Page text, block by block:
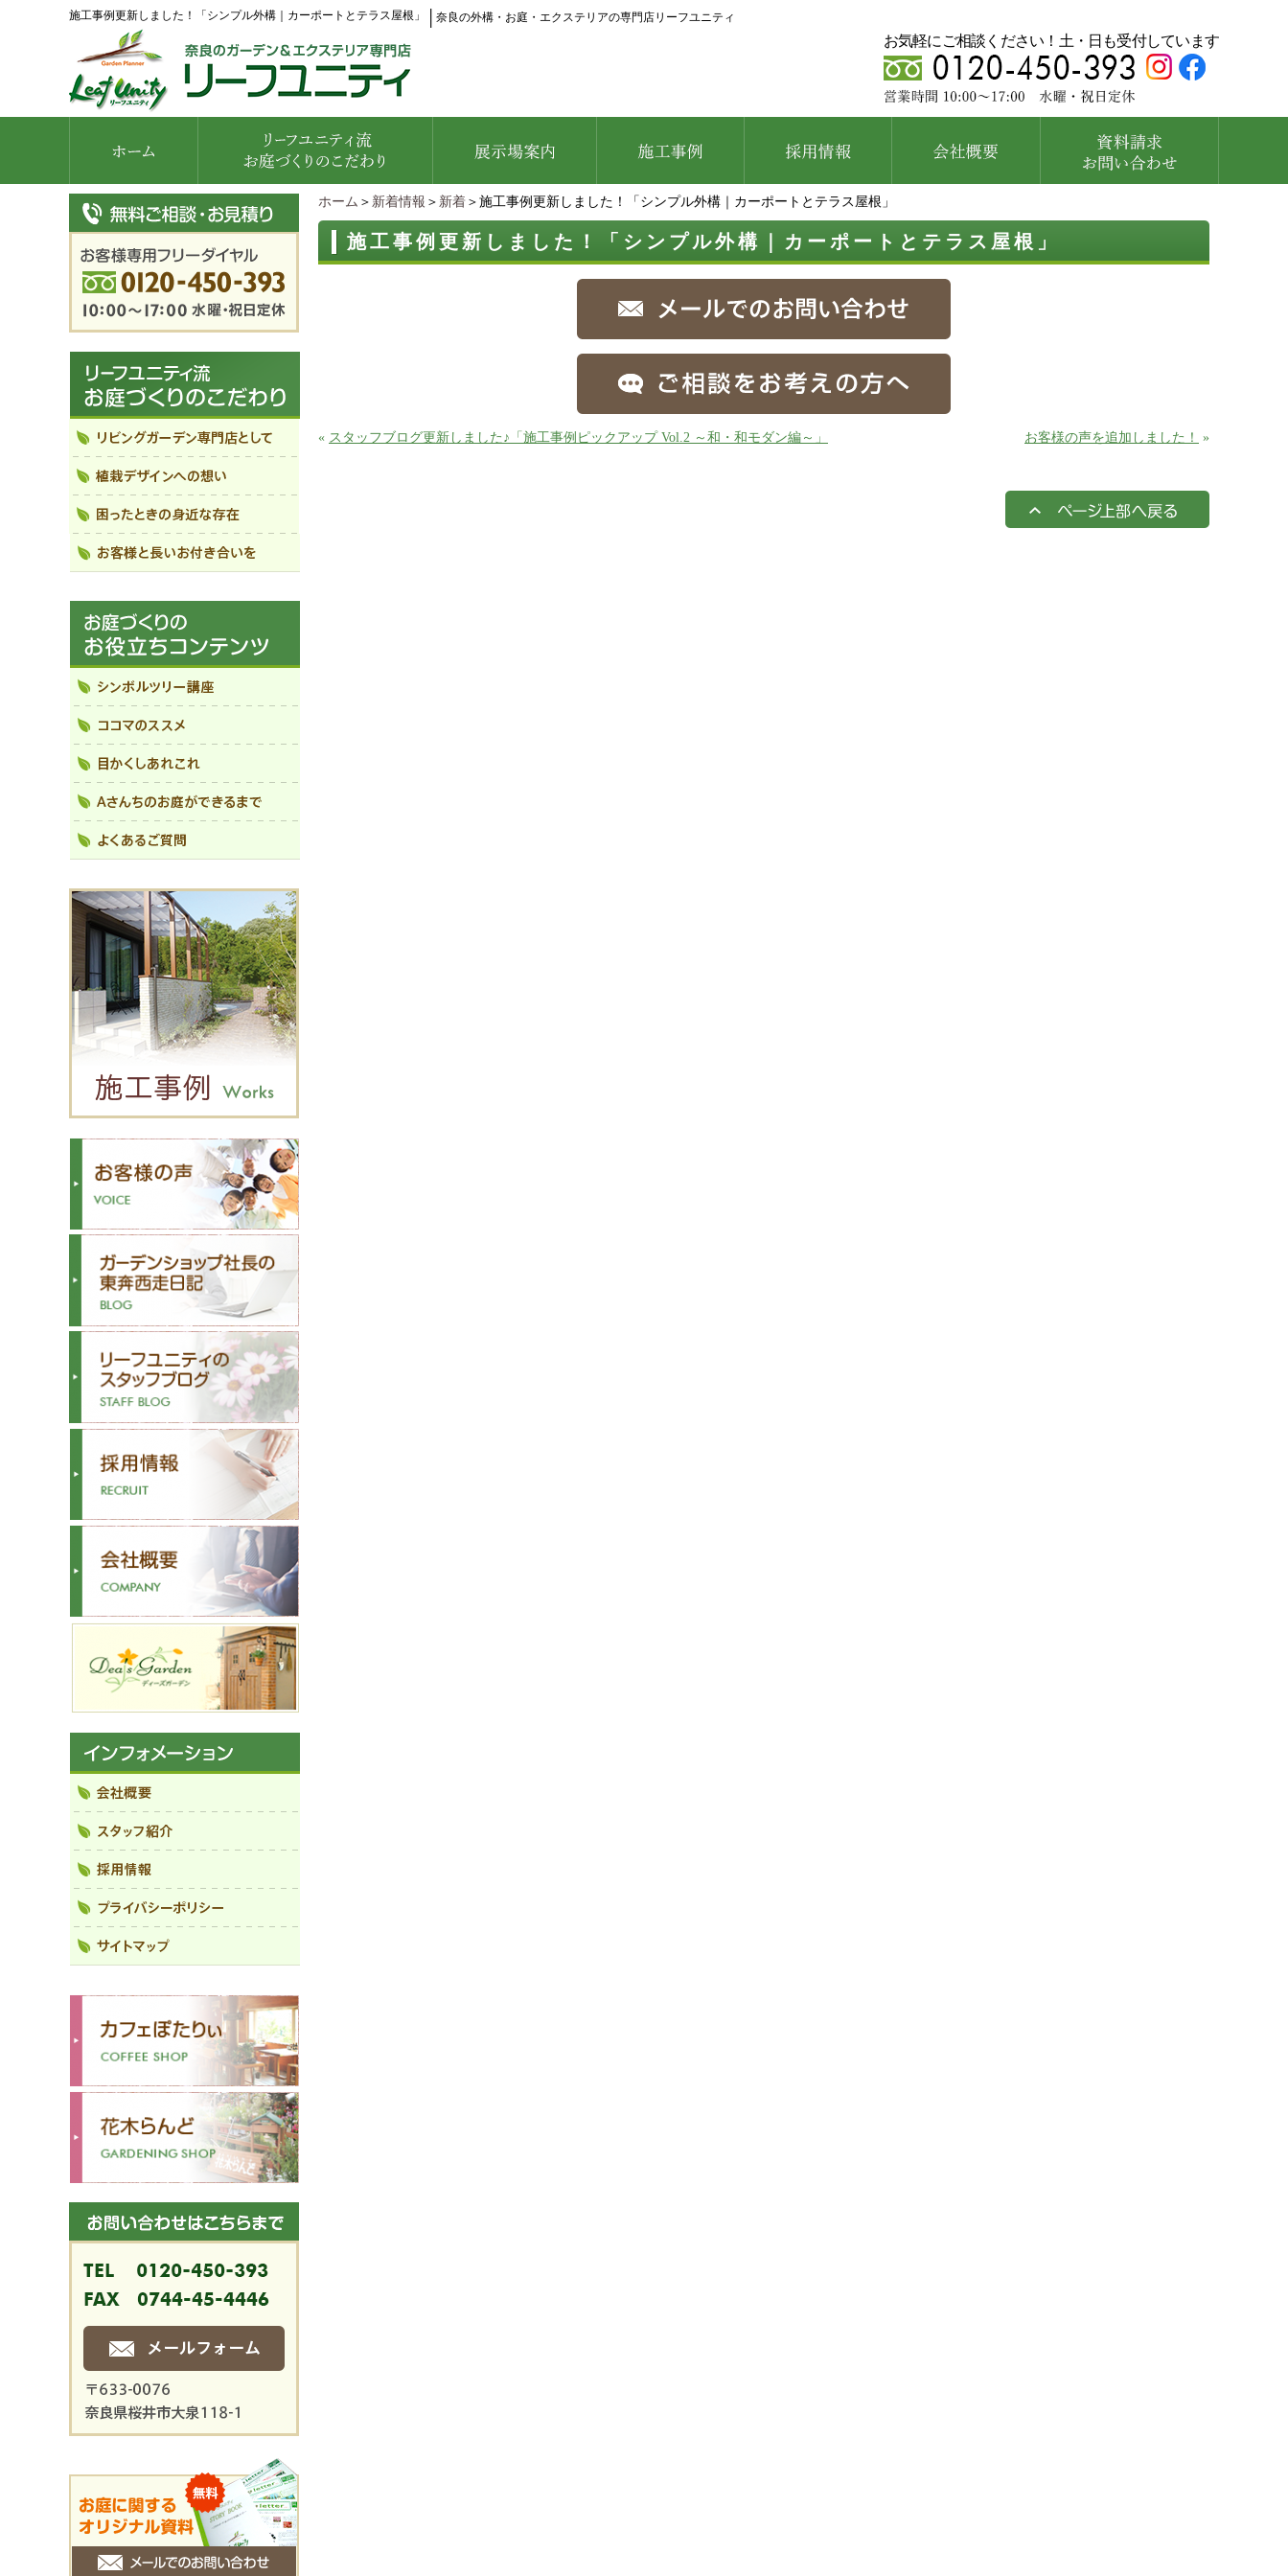
施工事例更新しました！「シンプル外構｜カーポートとテラス屋根」 奈良の外構・お庭・エクステリアの専門店リーフユニティ
お気軽にご相談ください！土・日も受付しています
ホーム ＞ 新着情報 ＞ 新着 ＞施工事例更新しました！「シンプル外構｜カーポートとテラス屋根」
施工事例更新しました！「シンプル外構｜カーポートとテラス屋根」
« スタッフブログ更新しました♪「施工事例ピックアップ Vol.2 ～和・和モダン編～」 お客様の声を追加しました！ »